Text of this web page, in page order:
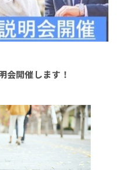
会開催します！